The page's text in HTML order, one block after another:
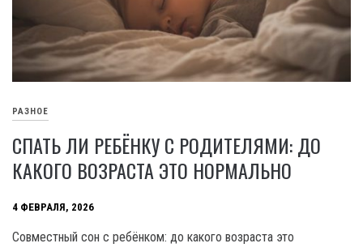
РАЗНОЕ
СПАТЬ ЛИ РЕБЁНКУ С РОДИТЕЛЯМИ: ДО
КАКОГО ВОЗРАСТА ЭТО НОРМАЛЬНО
4 ФЕВРАЛЯ, 2026
Совместный сон с ребёнком: до какого возраста это